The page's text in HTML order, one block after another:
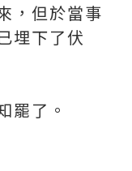
，但於當事
埋下了伏
罷了。